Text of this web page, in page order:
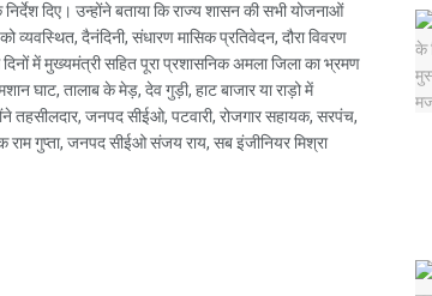
दिए। उन्होंने बताया कि राज्य शासन की सभी योजनाओं
दैनंदिनी, संधारण मासिक प्रतिवेदन, दौरा विवरण
में मुख्यमंत्री सहित पूरा प्रशासनिक अमला जिला का भ्रमण
घाट, तालाब के मेड़, देव गुड़ी, हाट बाजार या राड़ो में
तहसीलदार, जनपद सीईओ, पटवारी, रोजगार सहायक, सरपंच,
गुप्ता, जनपद सीईओ संजय राय, सब इंजीनियर मिश्रा